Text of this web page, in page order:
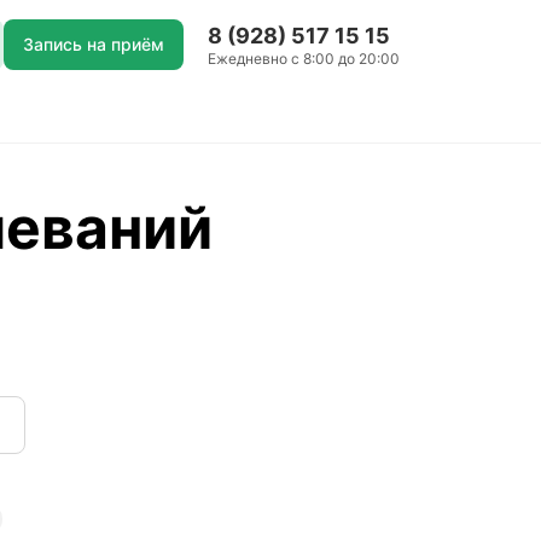
Запись на приём 8 (928) 517 15 15
Ежедневно с 8:00 до 20:00